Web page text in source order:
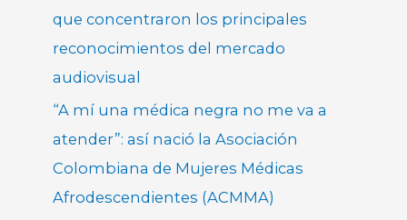
que concentraron los principales
reconocimientos del mercado
audiovisual
“A mí una médica negra no me va a
atender”: así nació la Asociación
Colombiana de Mujeres Médicas
Afrodescendientes (ACMMA)